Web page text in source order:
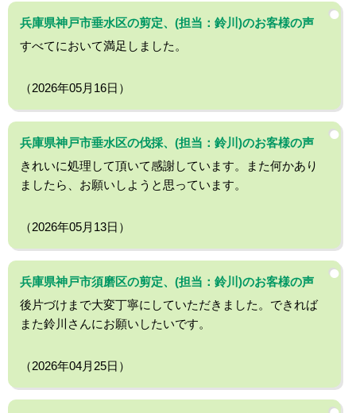
兵庫県神戸市垂水区の剪定、(担当：鈴川)のお客様の声
すべてにおいて満足しました。
（2026年05月16日）
兵庫県神戸市垂水区の伐採、(担当：鈴川)のお客様の声
きれいに処理して頂いて感謝しています。また何かあり
ましたら、お願いしようと思っています。
（2026年05月13日）
兵庫県神戸市須磨区の剪定、(担当：鈴川)のお客様の声
後片づけまで大変丁寧にしていただきました。できれば
また鈴川さんにお願いしたいです。
（2026年04月25日）